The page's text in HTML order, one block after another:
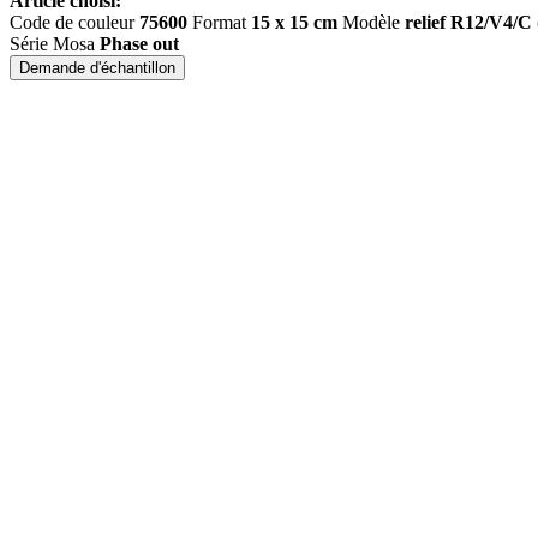
Code de couleur 75600 Format 15 x 15 cm Modèle relief R12/V4/C
Série Mosa Phase out
Demande d'échantillon